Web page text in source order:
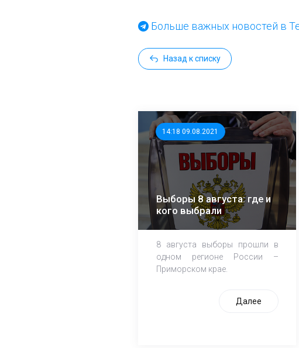
Больше важных новостей в
Назад к списку
14:18 09.08.2021
Выборы 8 августа: где и
кого выбрали
8 августа выборы прошли в
одном регионе России –
Приморском крае.
Далее